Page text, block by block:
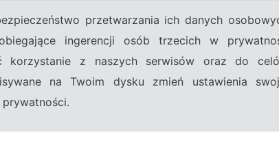
przetwarzania ich danych
ingerencji osób trzecich w
korzystanie z naszych serwisów oraz do
na Twoim dysku zmień ustawienia